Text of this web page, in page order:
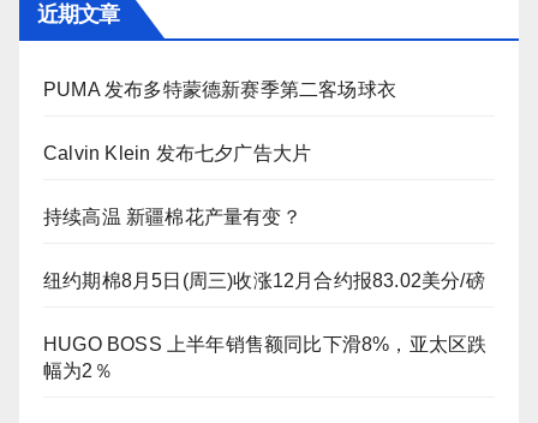
近期文章
PUMA 发布多特蒙德新赛季第二客场球衣
Calvin Klein 发布七夕广告大片
持续高温 新疆棉花产量有变？
纽约期棉8月5日(周三)收涨12月合约报83.02美分/磅
HUGO BOSS 上半年销售额同比下滑8%，亚太区跌
幅为2％